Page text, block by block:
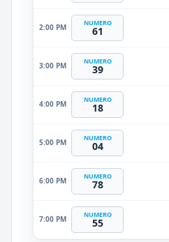
2:00 PM NUMERO
61
3:00 PM NUMERO
39
4:00 PM NUMERO
18
5:00 PM NUMERO
04
6:00 PM NUMERO
78
7:00 PM NUMERO
55